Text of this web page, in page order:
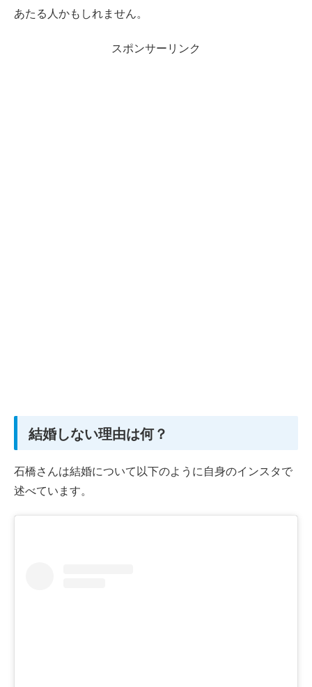
あたる人かもしれません。
スポンサーリンク
結婚しない理由は何？
石橋さんは結婚について以下のように自身のインスタで
述べています。